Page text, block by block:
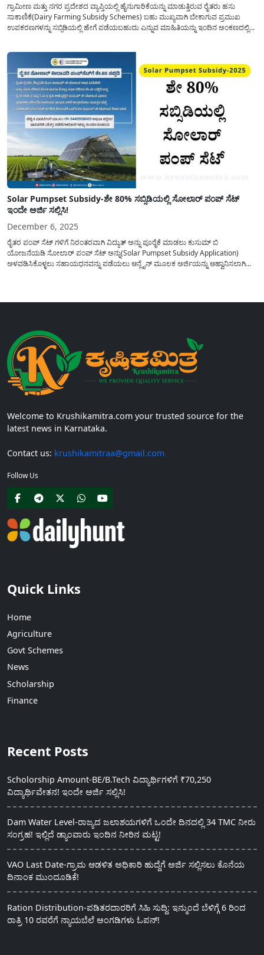
ಗ್ರಾಮೀಣ ಮತ್ತು ನಗರ ಪ್ರದೇಶದ ವ್ಯಾಪ್ತಿಯಲ್ಲಿ ಹೈನುಗಾರಿಕೆಯನ್ನು ಮಾಡುತ್ತಿರುವ ರೈತರು ಹಸು
ಸಾಕಾಣಿಕೆ(Dairy Farming Subsidy Schemes) ಬಹು ಮುಖ್ಯವಾಗಿ ಬೇಕಾಗುವ ಪ್ರಮುಖ
ಉಪಕರಣಗಳನ್ನು ಸಬ್ಸಿಡಿಯಲ್ಲಿ ಹೇಗೆ ಪಡೆಯಬಹುದು ಎನ್ನುವ ಮಾಹಿತಿಯನ್ನು ಇಂದಿನ ಅಂಕಣದಲ್ಲಿ
Solar Pumpset Subsidy-ಶೇ 80% ಸಬ್ಸಿಡಿಯಲ್ಲಿ ಸೋಲಾರ್ ಪಂಪ್ ಸೆಟ್
ಇಂದೇ ಅರ್ಜಿ ಸಲ್ಲಿಸಿ!
December 6, 2025
ರೈತರ ಪಂಪ್ ಸೆಟ್ ಗಳಿಗೆ ನಿರಂತರವಾಗಿ ವಿದ್ಯುತ್ ಅನ್ನು ಪೂರೈಕೆ ಮಾಡಲು ಕುಸುಮ್ ಬಿ
ಯೋಜನೆಯಡಿ ಸೋಲಾರ್ ಪಂಪ್ ಸೆಟ್ ಅನ್ನು(Solar Pumpset Subsidy Application)
ಅಳವಡಿಸಿಕೊಳ್ಳಲು ಸಹಾಯಧನವನ್ನು ಪಡೆಯಲು ಆನ್ಲೈನ್ ಮೂಲಕ ಅರ್ಜಿಯನ್ನು ಆಹ್ವಾನಿಸಲಾಗಿದ್ದು,
Welcome to Krushikamitra.com your trusted source for the
latest news in Karnataka.
Contact us: krushikamitraa@gmail.com
Follow Us
Quick Links
Home
Agriculture
Govt Schemes
News
Scholarship
Finance
Recent Posts
Scholorship Amount-BE/B.Tech ವಿದ್ಯಾರ್ಥಿಗಳಿಗೆ ₹70,250
ವಿದ್ಯಾರ್ಥಿವೇತನ! ಇಂದೇ ಅರ್ಜಿ ಸಲ್ಲಿಸಿ!
Dam Water Level-ರಾಜ್ಯದ ಜಲಾಶಯಗಳಿಗೆ ಒಂದೇ ದಿನದಲ್ಲಿ 34 TMC ನೀರು
ಸಂಗ್ರಹ! ಇಲ್ಲಿದೆ ಡ್ಯಾಂವಾರು ಇಂದಿನ ನೀರಿನ ಮಟ್ಟ!
VAO Last Date-ಗ್ರಾಮ ಆಡಳಿತ ಅಧಿಕಾರಿ ಹುದ್ದೆಗೆ ಅರ್ಜಿ ಸಲ್ಲಿಸಲು ಕೊನೆಯ
ದಿನಾಂಕ ಮುಂದೂಡಿಕೆ!
Ration Distribution-ಪಡಿತರದಾರರಿಗೆ ಸಿಹಿ ಸುದ್ದಿ: ಇನ್ಮುಂದೆ ಬೆಳಿಗ್ಗೆ 6 ರಿಂದ
ರಾತ್ರಿ 10 ರವರೆಗೆ ನ್ಯಾಯಬೆಲೆ ಅಂಗಡಿಗಳು ಓಪನ್!